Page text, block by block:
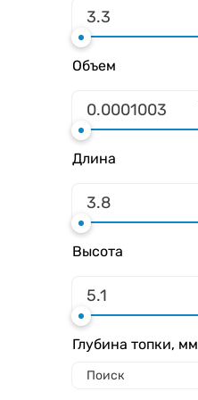
Объем
Длина
Высота
Глубина топки, мм